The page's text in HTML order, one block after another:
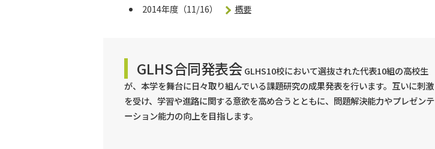
2014年度（11/16）
概要
GLHS合同発表会GLHS10校において選抜された代表10組の高校生
が、本学を舞台に日々取り組んでいる課題研究の成果発表を行います。互いに刺激
を受け、学習や進路に関する意欲を高め合うとともに、問題解決能力やプレゼンテ
ーション能力の向上を目指します。